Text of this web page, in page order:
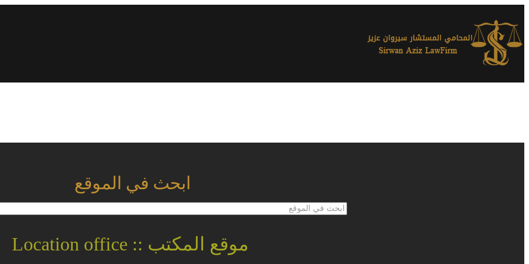
ابحث في الموقع
ابحث
في
موقع المكتب :: Location office